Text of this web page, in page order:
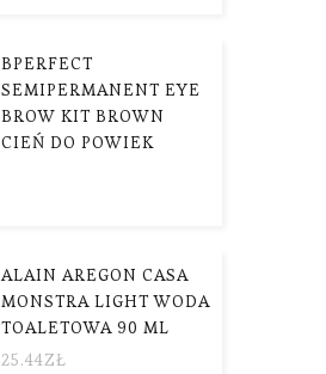
BPERFECT
SEMIPERMANENT EYE
BROW KIT BROWN
CIEŃ DO POWIEK
ALAIN AREGON CASA
MONSTRA LIGHT WODA
TOALETOWA 90 ML
25.44ZŁ